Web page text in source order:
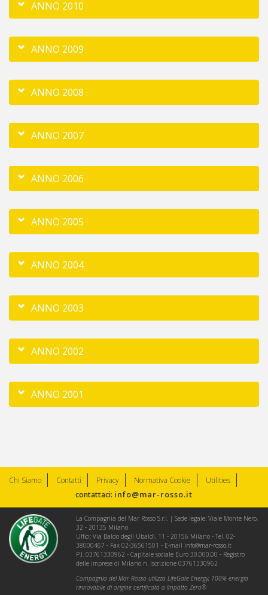
ANNO 2010
ANNO 2009
ANNO 2008
ANNO 2007
ANNO 2006
ANNO 2005
ANNO 2004
ANNO 2003
ANNO 2002
ANNO 2001
Chi Siamo Contatti Privacy Normativa Cookie
Utilities
contattaci: info@mar-rosso.it
La Compagnia del Mar Rosso S.r.l. | Sede legale: Viale Monte Nero,
32 - 20135 Milano
Uffici: Via Baldo degli Ubaldi, 11 - 20156 Milano - Tel. 02-
38000467 - Fax 02-36561501 - E-mail info@mar-rosso.it
P.I. 03761330962 - Capitale sociale Euro 30.000,00 - Registro
delle imprese di Milano n. iscrizione 03761330962
Compagnia del Mar Rosso utilizza LifeGate Energy, 100% energia
rinnovabile di origine certificata a Impatto Zero®